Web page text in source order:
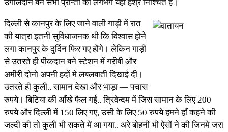
उगालदान बने सभी प्रान्तों का लगभग यही हश्र निश्चित है।
दिल्ली से कानपुर के लिए जाने वाली गाड़ी में रात
की यात्रा इतनी सुविधाजनक थी कि विश्वास होने
लगा कानपुर के दुर्दिन फिर गए होंगे। लेकिन गाड़ी
से उतरते ही पीकदान बने स्टेशन में गरीबी और
अमीरी दोनो अपनी हदों मे लबलबाती दिखाई दी।
उतरते ही कुली.. सामान देखा और भाड़ा — पचास
रुपये। बिटिया की आँखे फैल गईं.. त्रिवेन्दम में जिस सामान के लिए 200
रुपये और दिल्ली में 150 लिए गए, उसी के लिए 50 रुपये हमने हाँ कहने की
जल्दी की तो कुली भी सकते में आ गया.. अरे बोहनी भी ऐसों ने की जिनमे जरा